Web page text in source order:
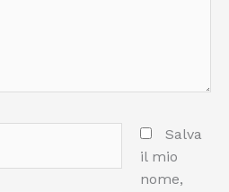
Salva
il mio
nome,